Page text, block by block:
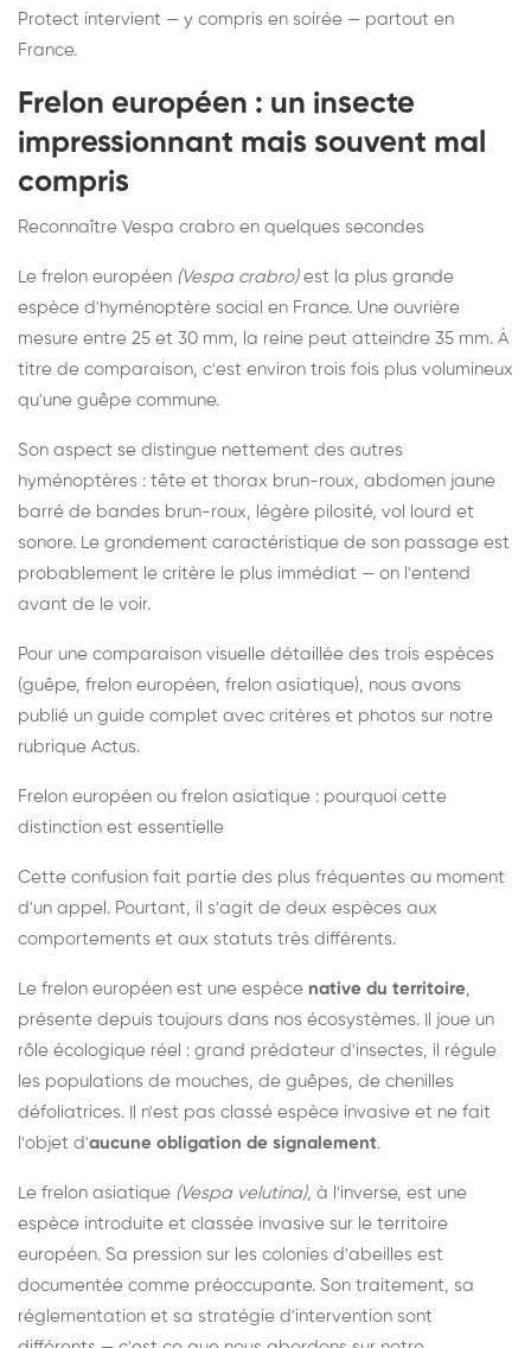
Protect intervient — y compris en soirée — partout en
France.
Frelon européen : un insecte
impressionnant mais souvent mal
compris
Reconnaître Vespa crabro en quelques secondes
Le frelon européen (Vespa crabro)est la plus grande
espèce d'hyménoptère social en France. Une ouvrière
mesure entre 25 et 30 mm, la reine peut atteindre 35 mm. À
titre de comparaison, c'est environ trois fois plus volumineux
qu'une guêpe commune.
Son aspect se distingue nettement des autres
hyménoptères : tête et thorax brun-roux, abdomen jaune
barré de bandes brun-roux, légère pilosité, vol lourd et
sonore. Le grondement caractéristique de son passage est
probablement le critère le plus immédiat — on l'entend
avant de le voir.
Pour une comparaison visuelle détaillée des trois espèces
(guêpe, frelon européen, frelon asiatique), nous avons
publié un guide complet avec critères et photos sur notre
rubrique Actus.
Frelon européen ou frelon asiatique : pourquoi cette
distinction est essentielle
Cette confusion fait partie des plus fréquentes au moment
d'un appel. Pourtant, il s'agit de deux espèces aux
comportements et aux statuts très différents.
Le frelon européen est une espèce native du territoire,
présente depuis toujours dans nos écosystèmes. Il joue un
rôle écologique réel : grand prédateur d'insectes, il régule
les populations de mouches, de guêpes, de chenilles
défoliatrices. Il n'est pas classé espèce invasive et ne fait
l'objet d'aucune obligation de signalement.
Le frelon asiatique (Vespa velutina), à l'inverse, est une
espèce introduite et classée invasive sur le territoire
européen. Sa pression sur les colonies d'abeilles est
documentée comme préoccupante. Son traitement, sa
réglementation et sa stratégie d'intervention sont